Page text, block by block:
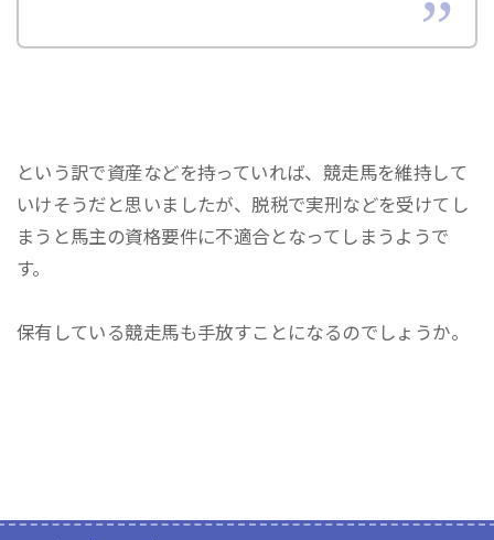
という訳で資産などを持っていれば、競走馬を維持して
いけそうだと思いましたが、脱税で実刑などを受けてし
まうと馬主の資格要件に不適合となってしまうようで
す。
保有している競走馬も手放すことになるのでしょうか。